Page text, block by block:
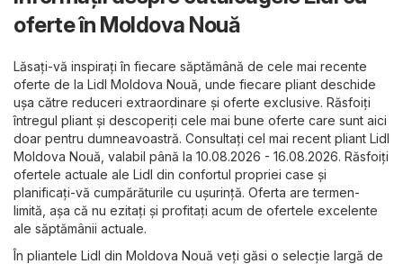
oferte în Moldova Nouă
Lăsați-vă inspirați în fiecare săptămână de cele mai recente
oferte de la Lidl Moldova Nouă, unde fiecare pliant deschide
ușa către reduceri extraordinare și oferte exclusive. Răsfoiți
întregul pliant și descoperiți cele mai bune oferte care sunt aici
doar pentru dumneavoastră. Consultați cel mai recent pliant Lidl
Moldova Nouă, valabil până la 10.08.2026 - 16.08.2026. Răsfoiți
ofertele actuale ale Lidl din confortul propriei case și
planificați-vă cumpărăturile cu ușurință. Oferta are termen-
limită, așa că nu ezitați și profitați acum de ofertele excelente
ale săptămânii actuale.
În pliantele Lidl din Moldova Nouă veți găsi o selecție largă de